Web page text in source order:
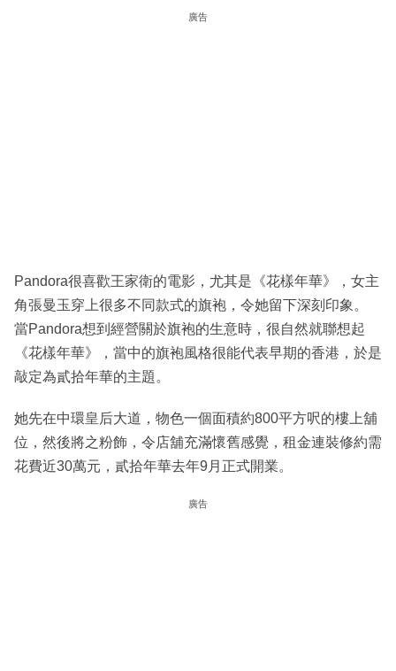
廣告
Pandora很喜歡王家衛的電影，尤其是《花樣年華》，女主
角張曼玉穿上很多不同款式的旗袍，令她留下深刻印象。
當Pandora想到經營關於旗袍的生意時，很自然就聯想起
《花樣年華》，當中的旗袍風格很能代表早期的香港，於是
敲定為貳拾年華的主題。
她先在中環皇后大道，物色一個面積約800平方呎的樓上舖
位，然後將之粉飾，令店舖充滿懷舊感覺，租金連裝修約需
花費近30萬元，貳拾年華去年9月正式開業。
廣告